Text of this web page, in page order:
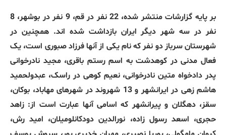
بر پایه گزارشات منتشر شده، 22 نفر در قم، 9 نفر در بوشهر، 8
نفر در سه شهر دیگر ایران بازداشت شده اند. همچنین در
شهرستان سرباز دو نفر که نام یکی از آنها فرزاد صبوری است، یک
فعال مدنی در کوهدشت به اسم رستم باقری، مجید نادرخوانی
پدر دادخواه متین نادرخوانی، نعیم کوهی در راسک، عبدولحمید
هاشم زهی در ایرانشهر و 13 شهروند در شهرهای مهاباد، بوکان،
سقز، دهگلان و پیرانشهر که اسامی آنها عبارت است از: زاهد
حجری، اسعد رسول زاده، نورالدین دودکانلومیلان، امید رش،